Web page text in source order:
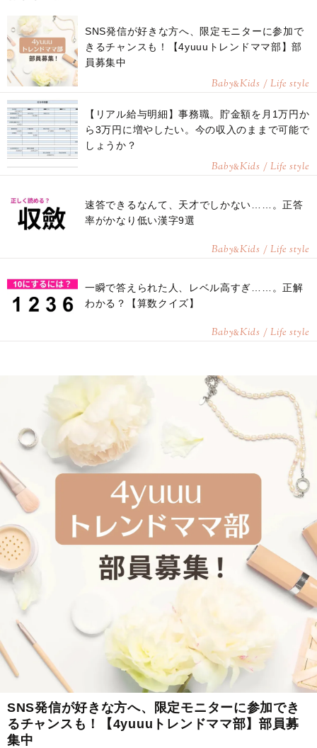
■イラストレーター斉田直世のブログ
http://ameblo.jp/nanaminaoyo/
■instagram イラスト随時更新中
https://www.instagram.com/saidanaoyo/
SNS発信が好きな方へ、限定モニターに参加で
きるチャンスも！【4yuuuトレンドママ部】部
員募集中
Baby&Kids / Life style
【リアル給与明細】事務職。貯金額を月1万円か
ら3万円に増やしたい。今の収入のままで可能で
しょうか？
Baby&Kids / Life style
速答できるなんて、天才でしかない……。正答
率がかなり低い漢字9選
Baby&Kids / Life style
一瞬で答えられた人、レベル高すぎ……。正解
わかる？【算数クイズ】
Baby&Kids / Life style
SNS発信が好きな方へ、限定モニターに参加でき
るチャンスも！【4yuuuトレンドママ部】部員募
集中